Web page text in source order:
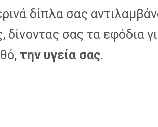
δίπλα σας
σας τα εφόδια
την υγεία σας.